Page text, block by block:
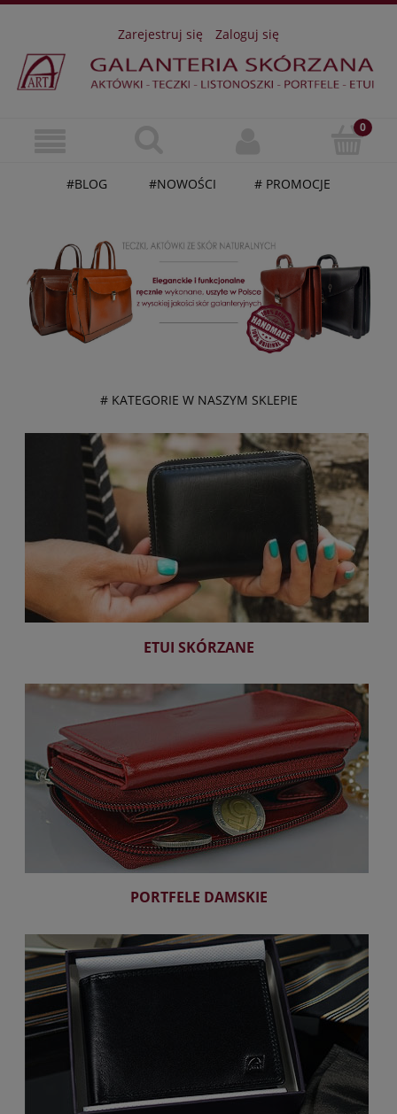
Zarejestruj się Zaloguj się
#BLOG #NOWOŚCI # PROMOCJE
# KATEGORIE W NASZYM SKLEPIE
ETUI SKÓRZANE
PORTFELE DAMSKIE